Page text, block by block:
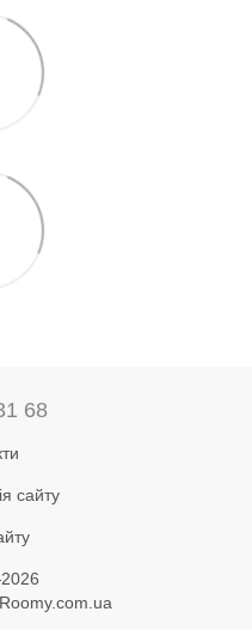
68
сайту